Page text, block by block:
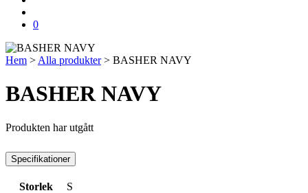
0
Hem > Alla produkter> BASHER NAVY
BASHER NAVY
Produkten har utgått
Specifikationer
Storlek
S